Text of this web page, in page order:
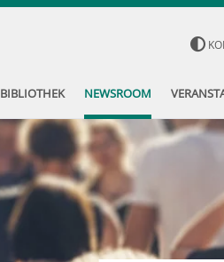
BIBLIOTHEK NEWSROOM